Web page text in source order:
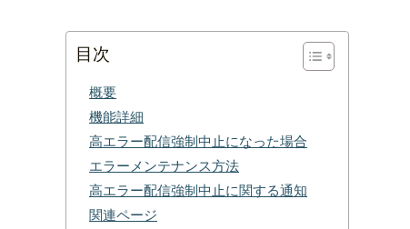
目次
概要
機能詳細
高エラー配信強制中止になった場合
エラーメンテナンス方法
高エラー配信強制中止に関する通知
関連ページ